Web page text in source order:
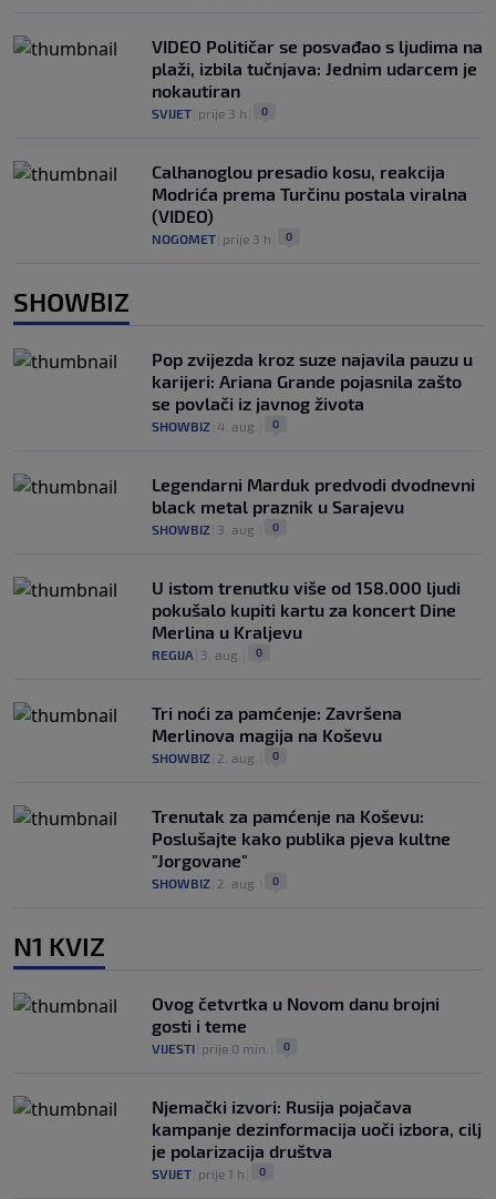
VIDEO Političar se posvađao s ljudima na
plaži, izbila tučnjava: Jednim udarcem je
nokautiran
SVIJET prije 3 h 0
Calhanoglou presadio kosu, reakcija
Modrića prema Turčinu postala viralna
(VIDEO)
NOGOMET prije 3 h 0
SHOWBIZ
Pop zvijezda kroz suze najavila pauzu u
karijeri: Ariana Grande pojasnila zašto
se povlači iz javnog života
SHOWBIZ 4. aug. 0
Legendarni Marduk predvodi dvodnevni
black metal praznik u Sarajevu
SHOWBIZ 3. aug. 0
U istom trenutku više od 158.000 ljudi
pokušalo kupiti kartu za koncert Dine
Merlina u Kraljevu
REGIJA 3. aug. 0
Tri noći za pamćenje: Završena
Merlinova magija na Koševu
SHOWBIZ 2. aug. 0
Trenutak za pamćenje na Koševu:
Poslušajte kako publika pjeva kultne
"Jorgovane"
SHOWBIZ 2. aug. 0
N1 KVIZ
Ovog četvrtka u Novom danu brojni
gosti i teme
VIJESTI prije 0 min. 0
Njemački izvori: Rusija pojačava
kampanje dezinformacija uoči izbora, cilj
je polarizacija društva
SVIJET prije 1 h 0